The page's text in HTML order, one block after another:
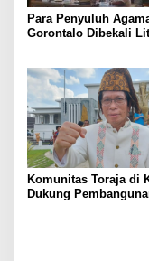
Para Penyuluh
Gorontalo Dibekali
Komunitas Toraja di
Dukung